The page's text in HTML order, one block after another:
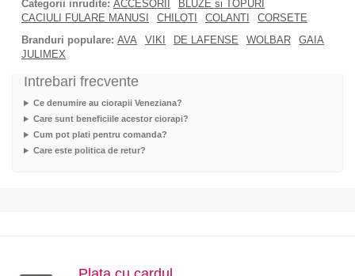
Categorii inrudite: ACCESORII
BLUZE si TOPURI
CACIULI FULARE MANUSI
CHILOTI COLANTI
CORSETE
Branduri populare: AVA VIKI DE LAFENSE WOLBAR
GAIA
JULIMEX
Intrebari frecvente
Ce denumire au ciorapii Veneziana?
Care sunt beneficiile acestor ciorapi?
Cum pot plati pentru comanda?
Care este politica de retur?